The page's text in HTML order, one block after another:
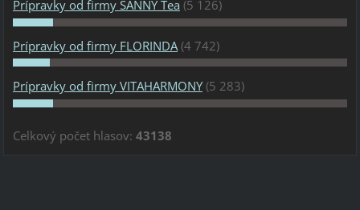
Prípravky od firmy SANNY Tea (5 126)
Prípravky od firmy FLORINDA (4 742)
Prípravky od firmy VITAHARMONY (5 283)
Celkový počet hlasov: 43138